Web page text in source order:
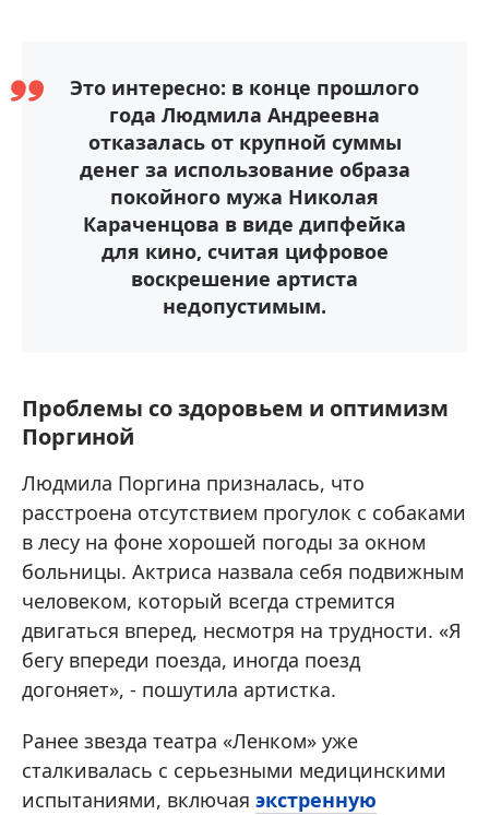
Это интересно: в конце прошлого
года Людмила Андреевна
отказалась от крупной суммы
денег за использование образа
покойного мужа Николая
Караченцова в виде дипфейка
для кино, считая цифровое
воскрешение артиста
недопустимым.
Проблемы со здоровьем и оптимизм
Поргиной
Людмила Поргина призналась, что
расстроена отсутствием прогулок с собаками
в лесу на фоне хорошей погоды за окном
больницы. Актриса назвала себя подвижным
человеком, который всегда стремится
двигаться вперед, несмотря на трудности. «Я
бегу впереди поезда, иногда поезд
догоняет», - пошутила артистка.
Ранее звезда театра «Ленком» уже
сталкивалась с серьезными медицинскими
испытаниями, включая экстренную